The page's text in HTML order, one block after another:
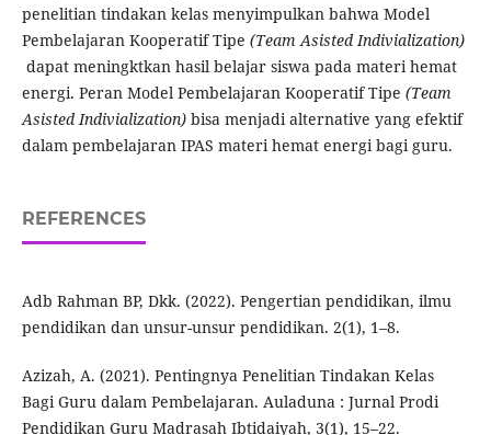
penelitian tindakan kelas menyimpulkan bahwa Model
Pembelajaran Kooperatif Tipe (Team Asisted Indivialization)
dapat meningktkan hasil belajar siswa pada materi hemat
energi. Peran Model Pembelajaran Kooperatif Tipe (Team
Asisted Indivialization) bisa menjadi alternative yang efektif
dalam pembelajaran IPAS materi hemat energi bagi guru.
REFERENCES
Adb Rahman BP, Dkk. (2022). Pengertian pendidikan, ilmu
pendidikan dan unsur-unsur pendidikan. 2(1), 1–8.
Azizah, A. (2021). Pentingnya Penelitian Tindakan Kelas
Bagi Guru dalam Pembelajaran. Auladuna : Jurnal Prodi
Pendidikan Guru Madrasah Ibtidaiyah, 3(1), 15–22.